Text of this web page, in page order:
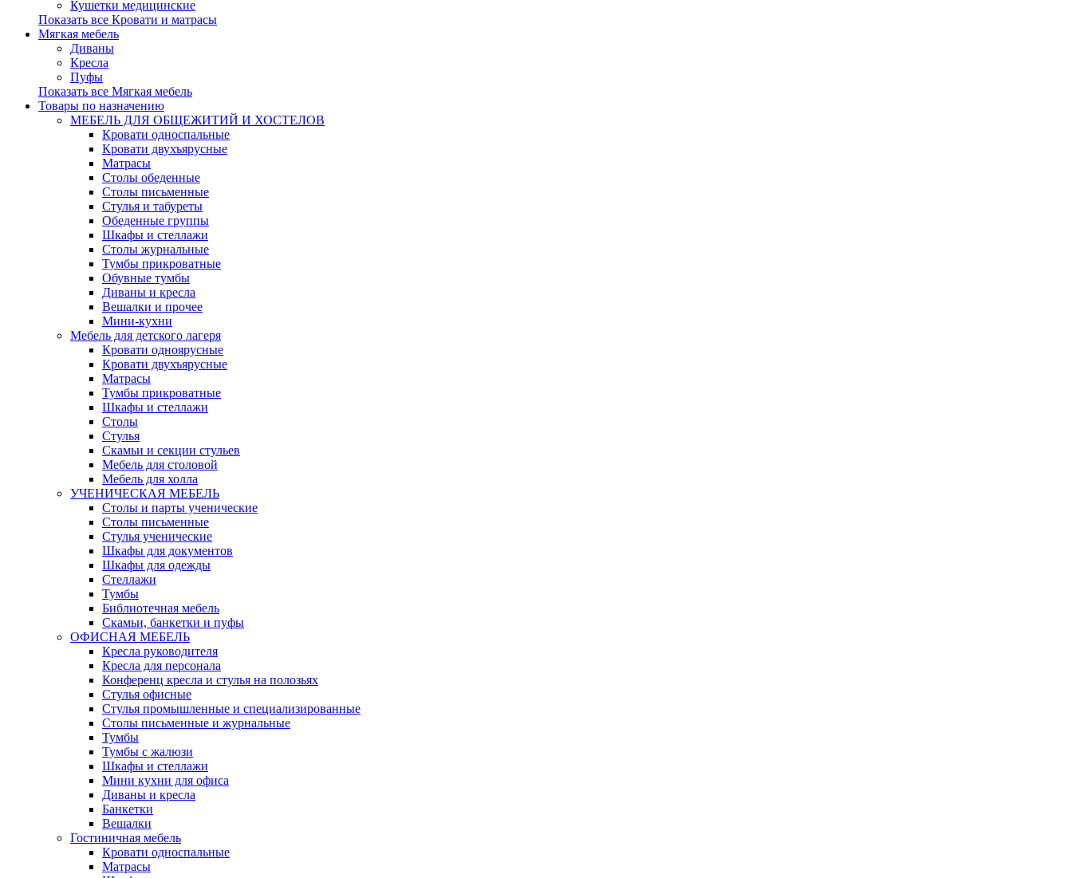
Кушетки медицинские
Показать все Кровати и матрасы
Мягкая мебель
Диваны
Кресла
Пуфы
Показать все Мягкая мебель
Товары по назначению
МЕБЕЛЬ ДЛЯ ОБЩЕЖИТИЙ И ХОСТЕЛОВ
Кровати односпальные
Кровати двухъярусные
Матрасы
Столы обеденные
Столы письменные
Стулья и табуреты
Обеденные группы
Шкафы и стеллажи
Столы журнальные
Тумбы прикроватные
Обувные тумбы
Диваны и кресла
Вешалки и прочее
Мини-кухни
Мебель для детского лагеря
Кровати одноярусные
Кровати двухъярусные
Матрасы
Тумбы прикроватные
Шкафы и стеллажи
Столы
Стулья
Скамьи и секции стульев
Мебель для столовой
Мебель для холла
УЧЕНИЧЕСКАЯ МЕБЕЛЬ
Столы и парты ученические
Столы письменные
Стулья ученические
Шкафы для документов
Шкафы для одежды
Стеллажи
Тумбы
Библиотечная мебель
Скамьи, банкетки и пуфы
ОФИСНАЯ МЕБЕЛЬ
Кресла руководителя
Кресла для персонала
Конференц кресла и стулья на полозьях
Стулья офисные
Стулья промышленные и специализированные
Столы письменные и журнальные
Тумбы
Тумбы с жалюзи
Шкафы и стеллажи
Мини кухни для офиса
Диваны и кресла
Банкетки
Вешалки
Гостиничная мебель
Кровати односпальные
Матрасы